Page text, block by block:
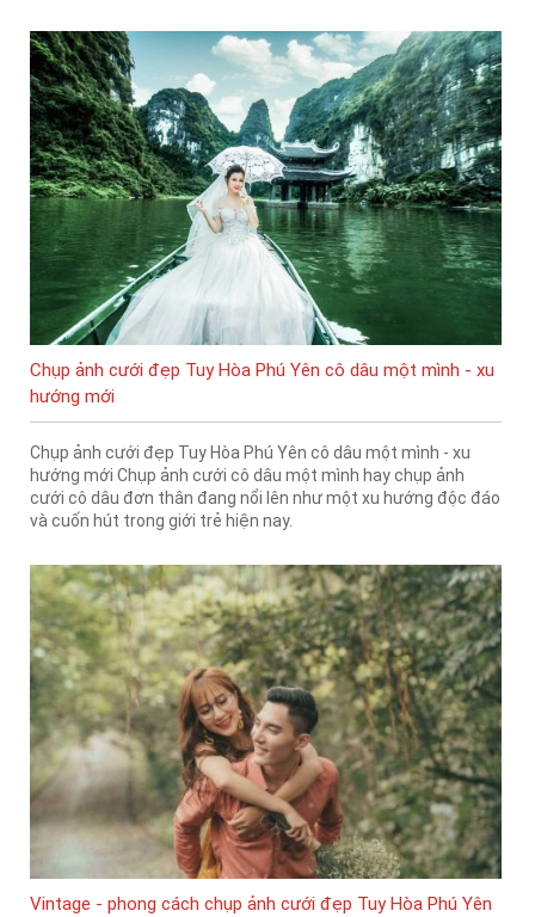
Chụp ảnh cưới đẹp Tuy Hòa Phú Yên cô dâu một mình - xu
hướng mới
Chụp ảnh cưới đẹp Tuy Hòa Phú Yên cô dâu một mình - xu
hướng mới Chụp ảnh cưới cô dâu một mình hay chụp ảnh
cưới cô dâu đơn thân đang nổi lên như một xu hướng độc đáo
và cuốn hút trong giới trẻ hiện nay.
Vintage - phong cách chụp ảnh cưới đẹp Tuy Hòa Phú Yên